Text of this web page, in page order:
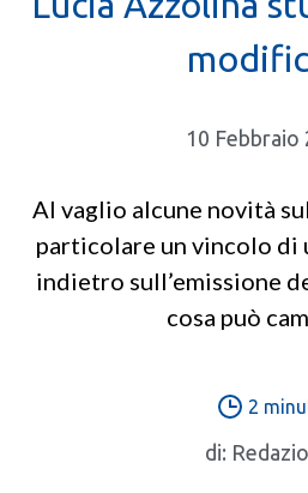
10 Febbraio
Al vaglio alcune novità
particolare un vincolo di
indietro sull’emissione
cosa può
2
di: